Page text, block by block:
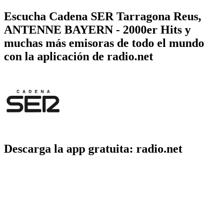
Escucha Cadena SER Tarragona Reus,
ANTENNE BAYERN - 2000er Hits y
muchas más emisoras de todo el mundo
con la aplicación de radio.net
Descarga la app gratuita: radio.net